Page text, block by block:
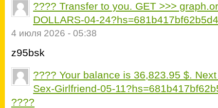
???? Transfer to you. GET >>>
DOLLARS-04-
4 июля 2026 - 05:38
z95bsk
???? Your balance is 36,823.95 $.
Sex-Girlfriend-05-
????